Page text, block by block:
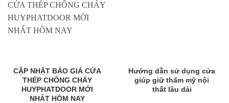
CẬP NHẬT BÁO GIÁ CỬA
THÉP CHỐNG CHÁY
HUYPHATDOOR MỚI
NHẤT HÔM NAY
Hướng dẫn sử dụng cửa
giúp giữ thẩm mỹ nội
thất lâu dài